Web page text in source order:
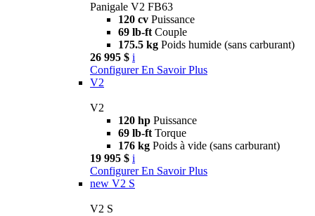
Panigale V2 FB63
120 cv Puissance
69 lb-ft Couple
175.5 kg Poids humide (sans carburant)
26 995 $ i
Configurer En Savoir Plus
V2
V2
120 hp Puissance
69 lb-ft Torque
176 kg Poids à vide (sans carburant)
19 995 $ i
Configurer En Savoir Plus
new V2 S
V2 S